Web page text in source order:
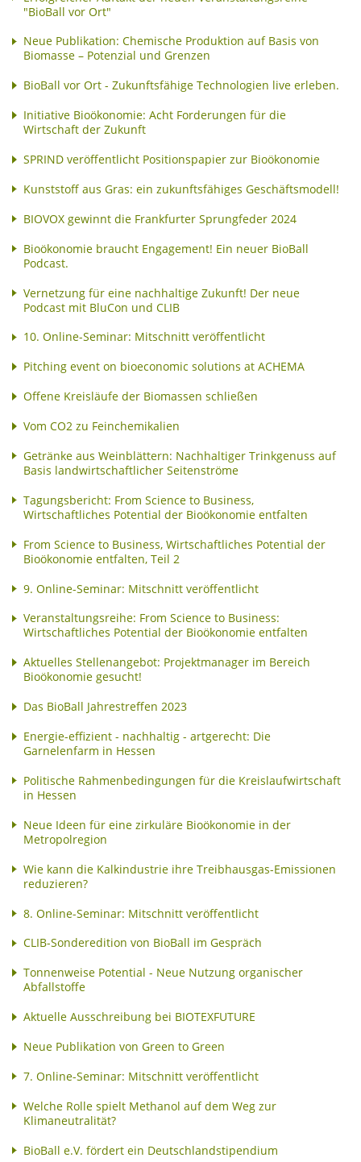
"BioBall vor Ort"
Neue Publikation: Chemische Produktion auf Basis von
Biomasse – Potenzial und Grenzen
BioBall vor Ort - Zukunftsfähige Technologien live erleben.
Initiative Bioökonomie: Acht Forderungen für die
Wirtschaft der Zukunft
SPRIND veröffentlicht Positionspapier zur Bioökonomie
Kunststoff aus Gras: ein zukunftsfähiges Geschäftsmodell!
BIOVOX gewinnt die Frankfurter Sprungfeder 2024
Bioökonomie braucht Engagement! Ein neuer BioBall
Podcast.
Vernetzung für eine nachhaltige Zukunft! Der neue
Podcast mit BluCon und CLIB
10. Online-Seminar: Mitschnitt veröffentlicht
Pitching event on bioeconomic solutions at ACHEMA
Offene Kreisläufe der Biomassen schließen
Vom CO2 zu Feinchemikalien
Getränke aus Weinblättern: Nachhaltiger Trinkgenuss auf
Basis landwirtschaftlicher Seitenströme
Tagungsbericht: From Science to Business,
Wirtschaftliches Potential der Bioökonomie entfalten
From Science to Business, Wirtschaftliches Potential der
Bioökonomie entfalten, Teil 2
9. Online-Seminar: Mitschnitt veröffentlicht
Veranstaltungsreihe: From Science to Business:
Wirtschaftliches Potential der Bioökonomie entfalten
Aktuelles Stellenangebot: Projektmanager im Bereich
Bioökonomie gesucht!
Das BioBall Jahrestreffen 2023
Energie-effizient - nachhaltig - artgerecht: Die
Garnelenfarm in Hessen
Politische Rahmenbedingungen für die Kreislaufwirtschaft
in Hessen
Neue Ideen für eine zirkuläre Bioökonomie in der
Metropolregion
Wie kann die Kalkindustrie ihre Treibhausgas-Emissionen
reduzieren?
8. Online-Seminar: Mitschnitt veröffentlicht
CLIB-Sonderedition von BioBall im Gespräch
Tonnenweise Potential - Neue Nutzung organischer
Abfallstoffe
Aktuelle Ausschreibung bei BIOTEXFUTURE
Neue Publikation von Green to Green
7. Online-Seminar: Mitschnitt veröffentlicht
Welche Rolle spielt Methanol auf dem Weg zur
Klimaneutralität?
BioBall e.V. fördert ein Deutschlandstipendium